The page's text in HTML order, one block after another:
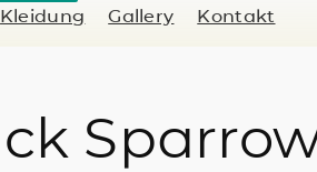
Friseur Volllederschürzen
Kleidung Gallery Kontakt